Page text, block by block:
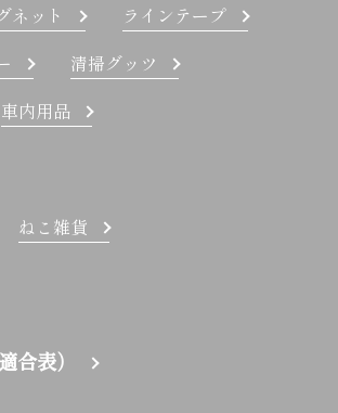
ネット
ラインテープ
清掃グッツ
車内用品
ねこ雑貨
合表）